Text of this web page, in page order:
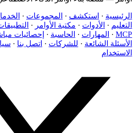
الرئيسية · استكشف · المجموعات ·
التعليم · الأدوات · مكتبة الأوامر ·
MCP
· المهارات · الحاسبة · إحصائيات
الأسئلة الشائعة · للشركات · اتصل بنا ·
الاستخدام